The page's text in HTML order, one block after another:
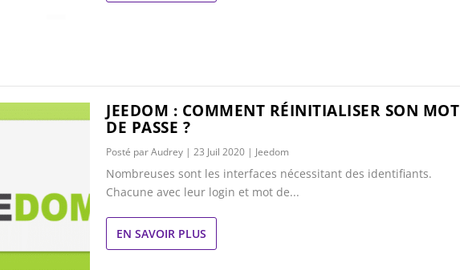
JEEDOM : COMMENT RÉINITIALISER SON MOT
DE PASSE ?
Posté parAudrey |23 Juil 2020 | Jeedom
Nombreuses sont les interfaces nécessitant des identifiants.
Chacune avec leur login et mot de...
EN SAVOIR PLUS